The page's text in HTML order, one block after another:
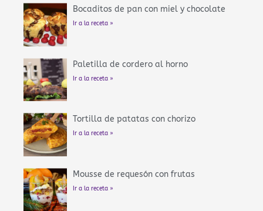
Bocaditos de pan con miel y chocolate
Ir a la receta »
Paletilla de cordero al horno
Ir a la receta »
Tortilla de patatas con chorizo
Ir a la receta »
Mousse de requesón con frutas
Ir a la receta »